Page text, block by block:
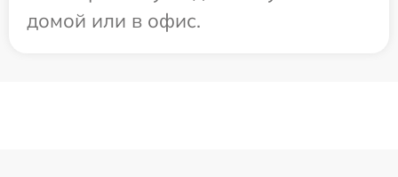
домой или в офис.